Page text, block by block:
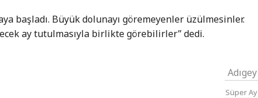
başladı. Büyük dolunayı göremeyenler üzülmesinler.
ay tutulmasıyla birlikte görebilirler” dedi.
Adıgey
Süper Ay